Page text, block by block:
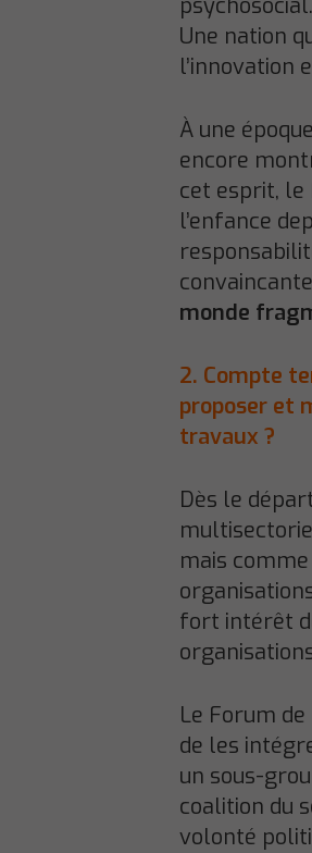
Une nation
l’innovation
À une
encore
cet esprit, le
l’enfance
monde
2. Compte
proposer et
travaux ?
Dès le
mais
fort intérêt
Le Forum
de les
un sous-
coalition du
volonté